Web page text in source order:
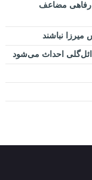
صاحب خدمات رفاهی مضاعف
میرزا نباشند
ائل‌گلی احداث می‌شود